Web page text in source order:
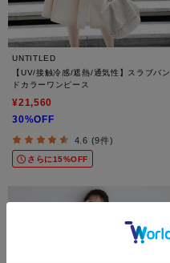
UNTITLED
【UV/接触冷感/遮熱/通気性】スラブバン
ドカラーワンピース
¥21,560
30%OFF
4.6 (9件)
さらに15%OFF